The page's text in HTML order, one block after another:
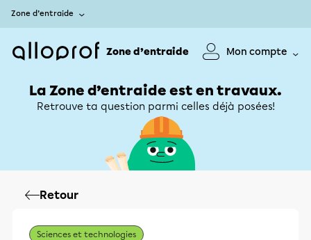
Zone d’entraide
Zone d’entraide Mon compte
La Zone d’entraide est en travaux.
Retrouve ta question parmi celles déjà posées!
Retour
Sciences et technologies